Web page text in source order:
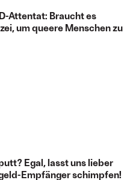
Attentat: Braucht es
um queere Menschen zu
Egal, lasst uns lieber
Empfänger schimpfen!